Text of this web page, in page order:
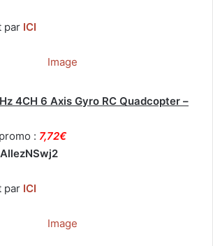
par ICI
4CH 6 Axis Gyro RC Quadcopter –
: 7,72€
par ICI